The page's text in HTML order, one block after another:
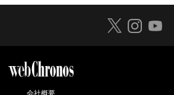
会社概要